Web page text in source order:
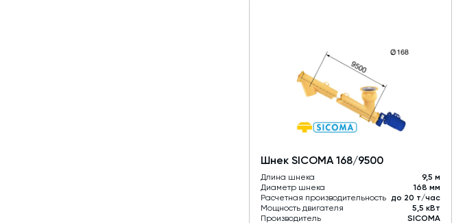
Шнек SICOMA 168/9500
Длина шнека
9,5 м
Диаметр шнека
168 мм
Расчетная производительность до 20 т/час
Мощность двигателя
5,5 кВт
Производитель
SICOMA